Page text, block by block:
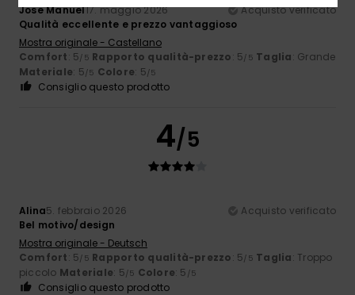
Jose Manuel17. maggio 2026
Acquisto verificato
Qualità eccellente e prezzo vantaggioso
Mostra originale - Castellano
Comfort: 5/5 Rapporto qualità-prezzo: 5/5 Taglia: Grande
Materiale: 5/5 Colore: 5/5
Consiglio questo prodotto
4/5
Alina5. febbraio 2026
Acquisto verificato
Bel motivo/design
Mostra originale - Deutsch
Comfort: 5/5 Rapporto qualità-prezzo: 5/5 Taglia: Troppo
piccolo Materiale: 5/5 Colore: 5 /5
Consiglio questo prodotto